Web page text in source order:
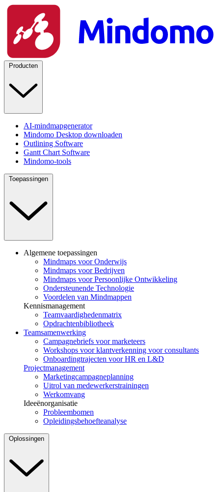
Producten
AI-mindmapgenerator
Mindomo Desktop downloaden
Outlining Software
Gantt Chart Software
Mindomo-tools
Toepassingen
Algemene toepassingen
Mindmaps voor Onderwijs
Mindmaps voor Bedrijven
Mindmaps voor Persoonlijke Ontwikkeling
Ondersteunende Technologie
Voordelen van Mindmappen
Kennismanagement
Teamvaardighedenmatrix
Opdrachtenbibliotheek
Teamsamenwerking
Campagnebriefs voor marketeers
Workshops voor klantverkenning voor consultants
Onboardingtrajecten voor HR en L&D
Projectmanagement
Marketingcampagneplanning
Uitrol van medewerkerstrainingen
Werkomvang
Ideeënorganisatie
Probleembomen
Opleidingsbehoefteanalyse
Oplossingen